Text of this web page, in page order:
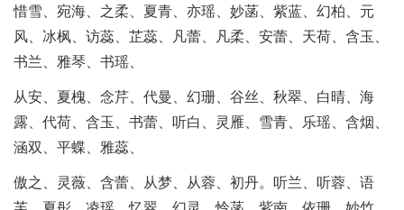
惜雪、宛海、之柔、夏青、亦瑶、妙菡、紫蓝、幻柏、元
风、冰枫、访蕊、芷蕊、凡蕾、凡柔、安蕾、天荷、含玉、
书兰、雅琴、书瑶、
从安、夏槐、念芹、代曼、幻珊、谷丝、秋翠、白晴、海
露、代荷、含玉、书蕾、听白、灵雁、雪青、乐瑶、含烟、
涵双、平蝶、雅蕊、
傲之、灵薇、含蕾、从梦、从蓉、初丹。听兰、听蓉、语